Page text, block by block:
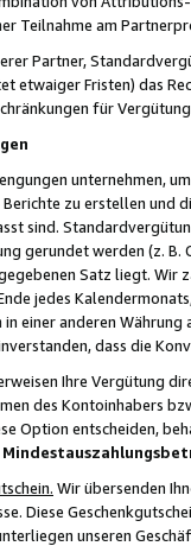
Teilnahme am
Partner,
etwaiger Fristen) das
für
unternehmen,
zu erstellen und
sind.
gerundet werden (z.
Satz liegt.
jedes
einer anderen
dass die
Ihre Vergütung
des Kontoinhabers
Option entscheiden,
Wir übersenden
Diese
unseren